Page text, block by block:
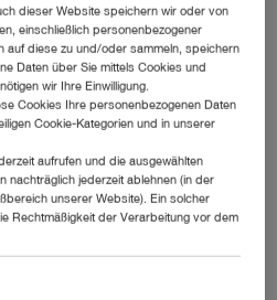
Lap Lab
USA Details ansehen
dieser Website speichern wir oder von
einschließlich personenbezogener
auf diese zu und/oder sammeln, speichern
Daten über Sie mittels Cookies und
wir Ihre Einwilligung.
Cookies Ihre personenbezogenen Daten
Cookie-Kategorien und in unserer
aufrufen und die ausgewählten
nachträglich jederzeit ablehnen (in der
unserer Website). Ein solcher
Rechtmäßigkeit der Verarbeitung vor dem